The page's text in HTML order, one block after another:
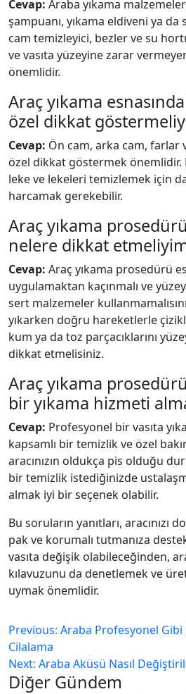
Cevap: Araba yıkama
şampuanı, yıkama eldiveni ya da
cam temizleyici, bezler ve su
ve vasıta yüzeyine zarar
önemlidir.
Araç yıkama
özel dikkat
Cevap: Ön cam, arka cam, farlar
özel dikkat göstermek
leke ve lekeleri temizlemek için
harcamak gerekebilir.
Araç yıkama
nelere dikkat
Cevap: Araç yıkama prosedürü
uygulamaktan kaçınmalı ve
sert malzemeler
yıkarken doğru hareketlerle
kum ya da toz parçacıklarını
dikkat etmelisiniz.
Araç yıkama
bir yıkama hizmeti
Cevap: Profesyonel bir vasıta
kapsamlı bir temizlik ve özel
aracınızın oldukça pis olduğu
bir temizlik istediğinizde
almak iyi bir seçenek olabilir.
Bu soruların yanıtları, aracınızı
pak ve korumalı tutmanıza
vasıta değişik olabileceğinden,
kılavuzunu da denetlemek ve
uymak önemlidir.
Previous: Araba Profesyonel Gibi
Cilalama
Next: Araba Aküsü Nasıl
Diğer Gündem